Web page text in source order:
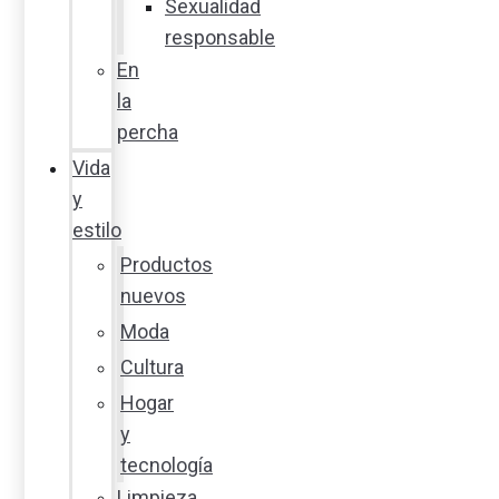
Sexualidad
responsable
En
la
percha
Vida
y
estilo
Productos
nuevos
Moda
Cultura
Hogar
y
tecnología